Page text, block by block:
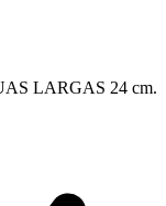
LARGAS 24 cm.